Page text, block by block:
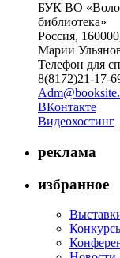
БУК ВО
библиотека»
Россия,
Марии
Телефон для
8(8172)21-17-
ВКонтакте
Видеохостинг
реклама
избранное